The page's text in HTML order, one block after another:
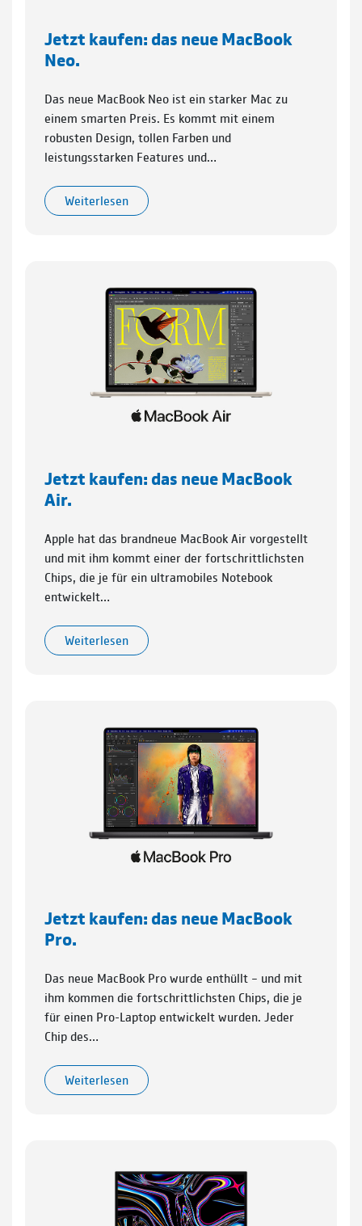
Jetzt kaufen: das neue MacBook
Neo.
Das neue MacBook Neo ist ein starker Mac zu
einem smarten Preis. Es kommt mit einem
robusten Design, tollen Farben und
leistungsstarken Features und…
Weiterlesen
Jetzt kaufen: das neue MacBook
Air.
Apple hat das brandneue MacBook Air vorgestellt
und mit ihm kommt einer der fortschrittlichsten
Chips, die je für ein ultramobiles Notebook
entwickelt…
Weiterlesen
Jetzt kaufen: das neue MacBook
Pro.
Das neue MacBook Pro wurde enthüllt – und mit
ihm kommen die fortschrittlichsten Chips, die je
für einen Pro-Laptop entwickelt wurden. Jeder
Chip des…
Weiterlesen